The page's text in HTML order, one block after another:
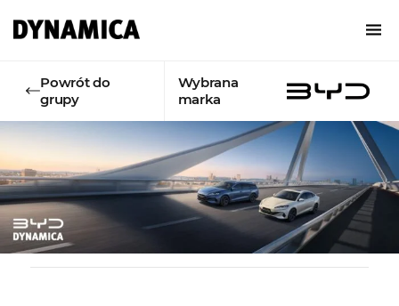
Powrót do
grupy
Wybrana
marka